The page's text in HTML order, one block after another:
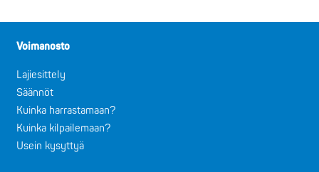
Voimanosto
Lajiesittely
Säännöt
Kuinka harrastamaan?
Kuinka kilpailemaan?
Usein kysyttyä